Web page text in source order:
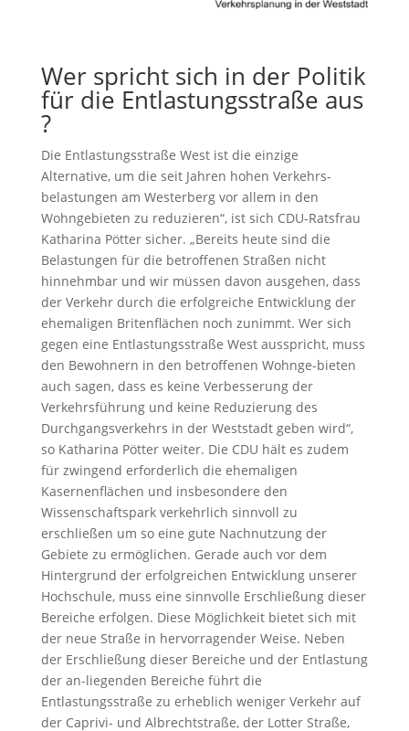
Wer spricht sich in der Politik
für die Entlastungsstraße aus
?
Die Entlastungsstraße West ist die einzige
Alternative, um die seit Jahren hohen Verkehrs-
belastungen am Westerberg vor allem in den
Wohngebieten zu reduzieren“, ist sich CDU-Ratsfrau
Katharina Pötter sicher. „Bereits heute sind die
Belastungen für die betroffenen Straßen nicht
hinnehmbar und wir müssen davon ausgehen, dass
der Verkehr durch die erfolgreiche Entwicklung der
ehemaligen Britenflächen noch zunimmt. Wer sich
gegen eine Entlastungsstraße West ausspricht, muss
den Bewohnern in den betroffenen Wohnge-bieten
auch sagen, dass es keine Verbesserung der
Verkehrsführung und keine Reduzierung des
Durchgangsverkehrs in der Weststadt geben wird“,
so Katharina Pötter weiter. Die CDU hält es zudem
für zwingend erforderlich die ehemaligen
Kasernenflächen und insbesondere den
Wissenschaftspark verkehrlich sinnvoll zu
erschließen um so eine gute Nachnutzung der
Gebiete zu ermöglichen. Gerade auch vor dem
Hintergrund der erfolgreichen Entwicklung unserer
Hochschule, muss eine sinnvolle Erschließung dieser
Bereiche erfolgen. Diese Möglichkeit bietet sich mit
der neue Straße in hervorragender Weise. Neben
der Erschließung dieser Bereiche und der Entlastung
der an-liegenden Bereiche führt die
Entlastungsstraße zu erheblich weniger Verkehr auf
der Caprivi- und Albrechtstraße, der Lotter Straße,